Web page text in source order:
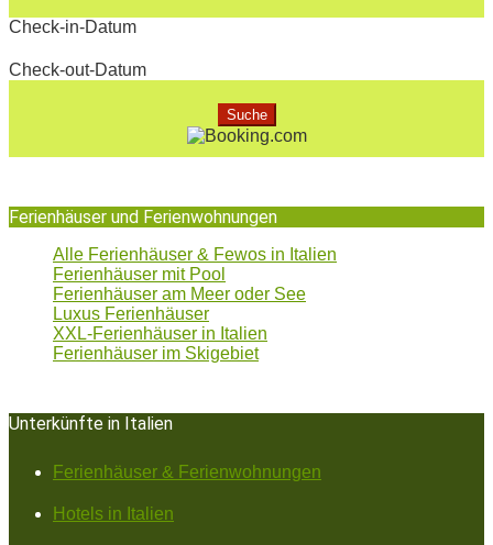
Check-in-Datum
Check-out-Datum
Ferienhäuser und Ferienwohnungen
Alle Ferienhäuser & Fewos in Italien
Ferienhäuser mit Pool
Ferienhäuser am Meer oder See
Luxus Ferienhäuser
XXL-Ferienhäuser in Italien
Ferienhäuser im Skigebiet
Unterkünfte in Italien
Ferienhäuser & Ferienwohnungen
Hotels in Italien